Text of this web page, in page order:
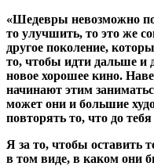
«Шедевры невозможно
то улучшить, то это же
другое поколение,
то, чтобы идти дальше и
новое хорошее кино.
начинают этим
может они и большие
повторять то, что до
Я за то, чтобы
в том виде, в каком они